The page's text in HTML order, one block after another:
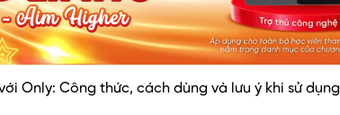
Only: Công thức, cách dùng và lưu ý khi sử dụng